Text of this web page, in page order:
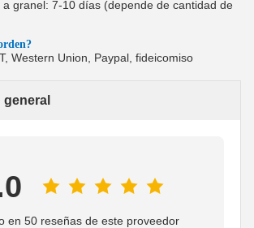
a granel: 7-10 días (depende de cantidad de
Western Union, Paypal, fideicomiso
en 50 reseñas de este proveedor